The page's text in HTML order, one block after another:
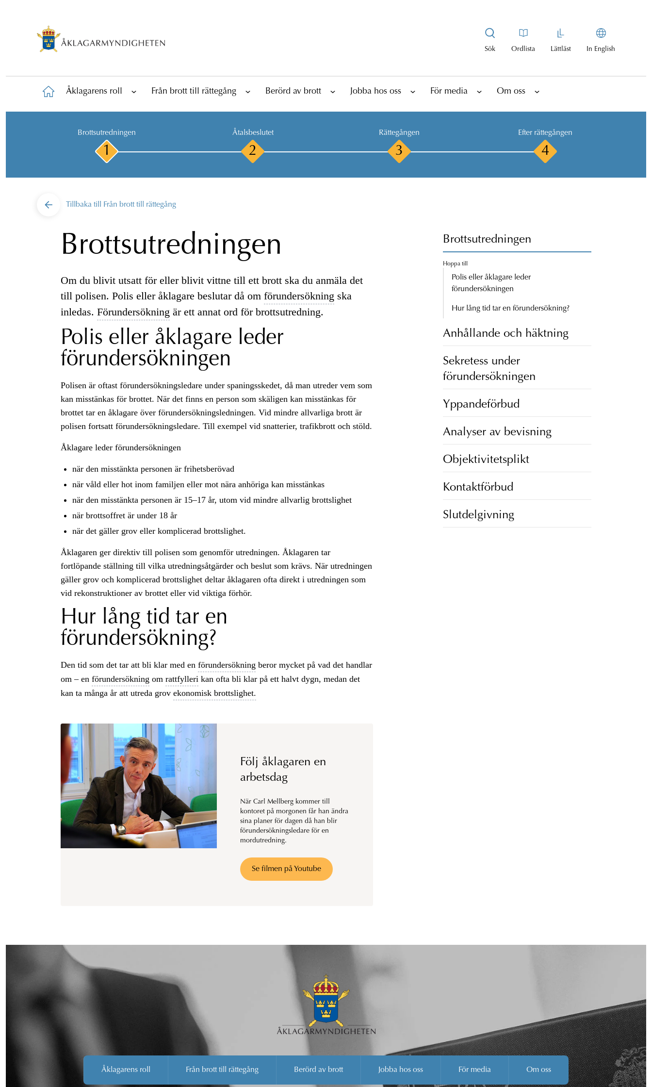
Sök Ordlista Lättläst In English
Åklagarens roll Från brott till rättegång Berörd av brott Jobba hos oss För media Om oss
Brottsutredningen
1
Åtalsbeslutet
2
Rättegången
3
Efter rättegången
4
Tillbaka till Från brott till rättegång
Brottsutredningen
Om du blivit utsatt för eller blivit vittne till ett brott ska du anmäla det
till polisen. Polis eller åklagare beslutar då om förundersökning ska
inledas. Förundersökning är ett annat ord för brottsutredning.
Polis eller åklagare leder
förundersökningen
Polisen är oftast förundersökningsledare under spaningsskedet, då man utreder vem som
kan misstänkas för brottet. När det finns en person som skäligen kan misstänkas för
brottet tar en åklagare över förundersökningsledningen. Vid mindre allvarliga brott är
polisen fortsatt förundersökningsledare. Till exempel vid snatterier, trafikbrott och stöld.
Åklagare leder förundersökningen
när den misstänkta personen är frihetsberövad
när våld eller hot inom familjen eller mot nära anhöriga kan misstänkas
när den misstänkta personen är 15–17 år, utom vid mindre allvarlig brottslighet
när brottsoffret är under 18 år
när det gäller grov eller komplicerad brottslighet.
Åklagaren ger direktiv till polisen som genomför utredningen. Åklagaren tar
fortlöpande ställning till vilka utredningsåtgärder och beslut som krävs. När utredningen
gäller grov och komplicerad brottslighet deltar åklagaren ofta direkt i utredningen som
vid rekonstruktioner av brottet eller vid viktiga förhör.
Hur lång tid tar en
förundersökning?
Den tid som det tar att bli klar med en förundersökning beror mycket på vad det handlar
om – en förundersökning om rattfylleri kan ofta bli klar på ett halvt dygn, medan det
kan ta många år att utreda grov ekonomisk brottslighet.
Följ åklagaren en
arbetsdag
När Carl Mellberg kommer till
kontoret på morgonen får han ändra
sina planer för dagen då han blir
förundersökningsledare för en
mordutredning.
Se filmen på Youtube
Brottsutredningen
Hoppa till
Polis eller åklagare leder
förundersökningen
Hur lång tid tar en förundersökning?
Anhållande och häktning
Sekretess under
förundersökningen
Yppandeförbud
Analyser av bevisning
Objektivitetsplikt
Kontaktförbud
Slutdelgivning
Åklagarens roll Från brott till rättegång Berörd av brott Jobba hos oss För media Om oss